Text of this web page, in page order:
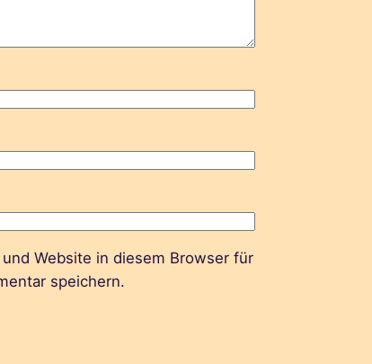
Website in diesem Browser für
speichern.